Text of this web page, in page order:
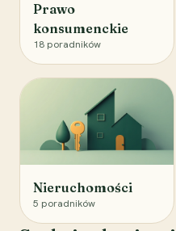
Prawo
konsumenckie
18 poradników
Nieruchomości
5 poradników